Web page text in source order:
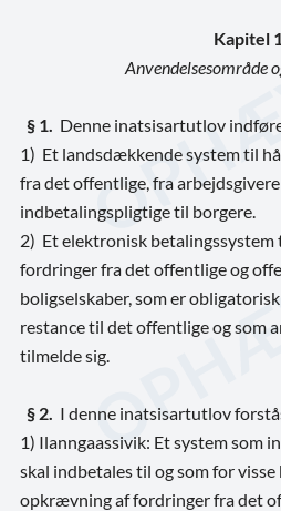
Kapitel 1
Anvendelsesområde
§ 1.
Denne inatsisartutlov
1) Et landsdækkende system til
fra det offentlige, fra
indbetalingspligtige til borgere.
2) Et elektronisk
fordringer fra det offentlige og
boligselskaber, som er
restance til det offentlige og som
tilmelde sig.
§ 2. I denne inatsisartutlov
1) Ilanngaassivik: Et system som
skal indbetales til og som for
opkrævning af fordringer fra det